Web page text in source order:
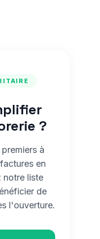
?
à
en
notre liste
de
l'ouverture.